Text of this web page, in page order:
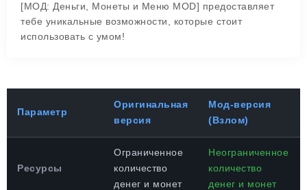
[МОД: Деньги, Монеты и Меню MOD] предоставляет
тебе уникальные возможности, которые стоит
использовать с умом!
Параметр
Оригинальная
версия
Мод-версия
(Взлом)
Ресурсы
Ограниченное
количество
денег и монет
Неограниченное
количество
денег и монет